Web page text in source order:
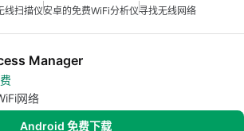
线扫描仪安卓的免费WiFi分析仪寻找无线网络
Manager
网络
Android 免费下载